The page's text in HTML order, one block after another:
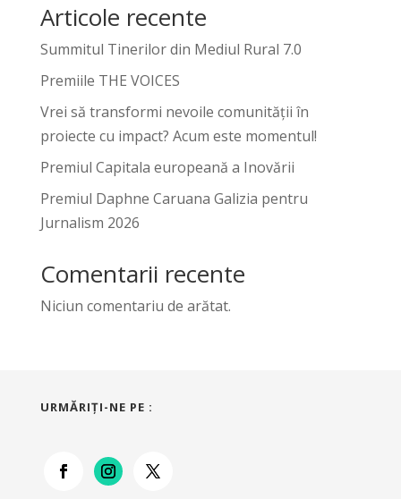
Articole recente
Summitul Tinerilor din Mediul Rural 7.0
Premiile THE VOICES
Vrei să transformi nevoile comunității în
proiecte cu impact? Acum este momentul!
Premiul Capitala europeană a Inovării
Premiul Daphne Caruana Galizia pentru
Jurnalism 2026
Comentarii recente
Niciun comentariu de arătat.
URMĂRIŢI-NE PE :